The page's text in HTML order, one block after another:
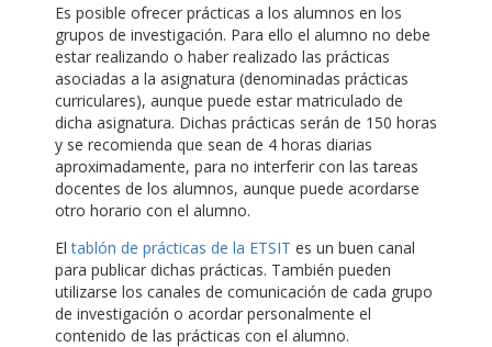
Es posible ofrecer prácticas a los alumnos en los
grupos de investigación. Para ello el alumno no debe
estar realizando o haber realizado las prácticas
asociadas a la asignatura (denominadas prácticas
curriculares), aunque puede estar matriculado de
dicha asignatura. Dichas prácticas serán de 150 horas
y se recomienda que sean de 4 horas diarias
aproximadamente, para no interferir con las tareas
docentes de los alumnos, aunque puede acordarse
otro horario con el alumno.
Eltablón de prácticas de la ETSIT es un buen canal
para publicar dichas prácticas. También pueden
utilizarse los canales de comunicación de cada grupo
de investigación o acordar personalmente el
contenido de las prácticas con el alumno.